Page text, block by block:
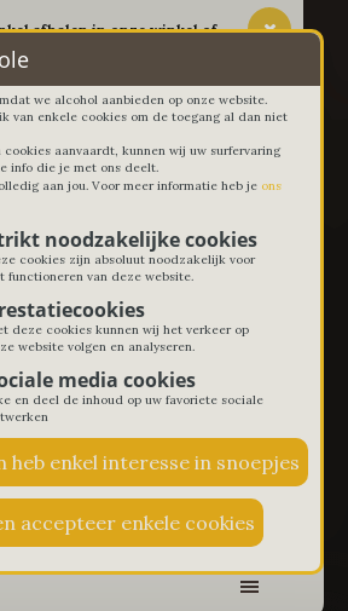
afhalen in onze winkel of
Lievegem vanaf 100 euro --
0 € 0,00
we alcohol aanbieden op onze website.
van enkele cookies om de toegang al dan niet
aanvaardt, kunnen wij uw surfervaring
info die je met ons deelt.
aan jou. Voor meer informatie heb je ons
noodzakelijke cookies
cookies zijn absoluut noodzakelijk voor
functioneren van deze website.
deze cookies kunnen wij het verkeer op
website volgen en analyseren.
media cookies
en deel de inhoud op uw favoriete sociale